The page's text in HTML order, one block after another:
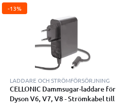
-13%
LADDARE OCH STRÖMFÖRSÖRJNING
CELLONIC Dammsugar-laddare för
Dyson V6, V7, V8 - Strömkabel till